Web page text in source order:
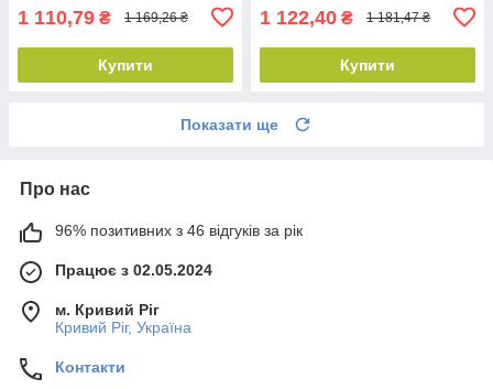
1 110,79 ₴ 1 169,26 ₴
Купити
1 122,40 ₴ 1 181,47 ₴
Купити
Показати ще
Про нас
96% позитивних з 46 відгуків за рік
Працює з 02.05.2024
м. Кривий Ріг
Кривий Ріг, Україна
Контакти